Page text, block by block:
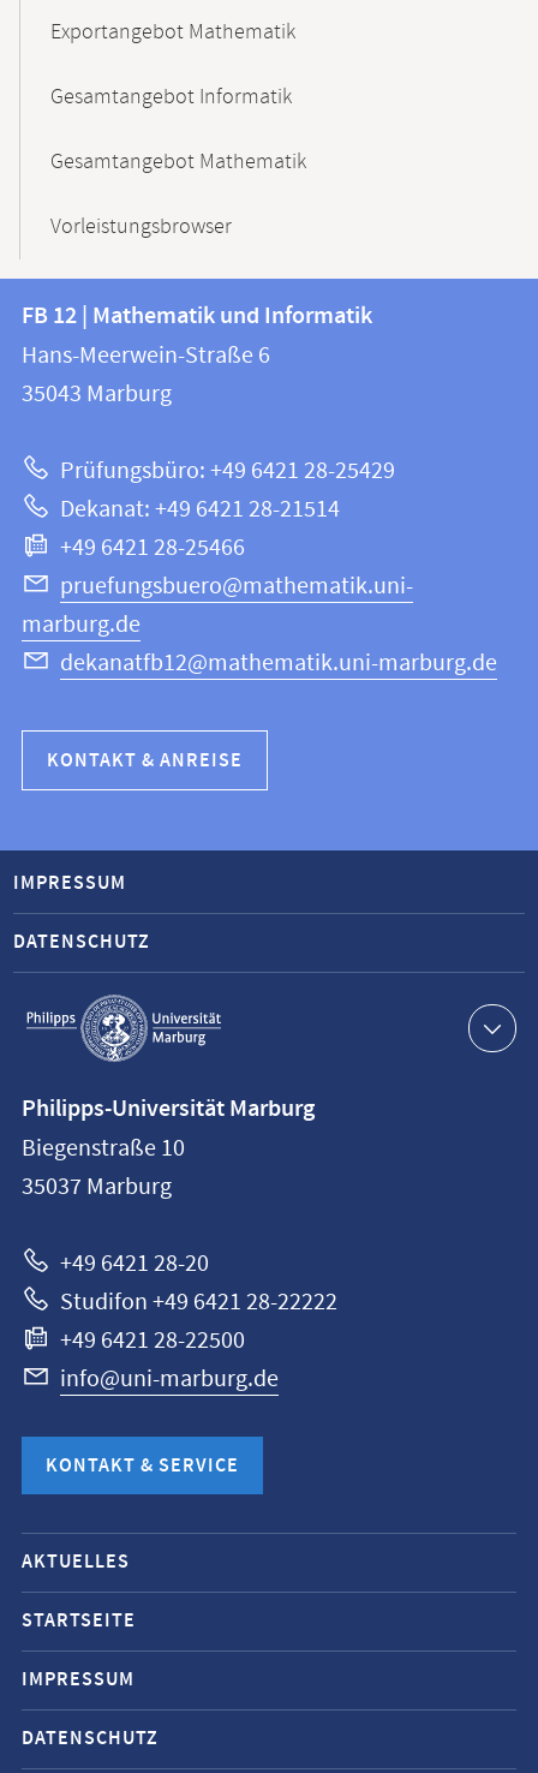
Exportangebot Mathematik
Gesamtangebot Informatik
Gesamtangebot Mathematik
Vorleistungsbrowser
Kontakt
und
Informationen
Website
FB
12
|
und
Informatik
FB 12 | Mathematik und Informatik
Hans-Meerwein-Straße 6
35043 Marburg
Prüfungsbüro: +49 6421 28-25429
Dekanat: +49 6421 28-21514
+49 6421 28-25466
pruefungsbuero@mathematik.uni-
marburg.de
dekanatfb12@mathematik.uni-marburg.de
KONTAKT & ANREISE
Service-
Navigation
IMPRESSUM
DATENSCHUTZ
Philipps-
Universität
Marburg
Philipps-Universität Marburg
Biegenstraße 10
35037 Marburg
+49 6421 28-20
Studifon +49 6421 28-22222
+49 6421 28-22500
info@uni-marburg.de
KONTAKT & SERVICE
Mobile-
Service-
Navigation
und
Social
Media
AKTUELLES
STARTSEITE
IMPRESSUM
DATENSCHUTZ